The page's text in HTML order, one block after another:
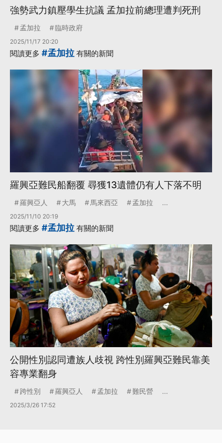
強勢武力鎮壓學生抗議 孟加拉前總理遭判死刑
孟加拉 臨時政府
2025/11/17 20:20
閱讀更多 #孟加拉 有關的新聞
羅興亞難民船翻覆 尋獲13遺體仍有人下落不明
羅興亞人 大馬 馬來西亞 孟加拉 ...
2025/11/10 20:19
閱讀更多 #孟加拉 有關的新聞
公開性別認同遭族人歧視 跨性別羅興亞難民靠美
容專業翻身
跨性別 羅興亞人 孟加拉 難民營 ...
2025/3/26 17:52